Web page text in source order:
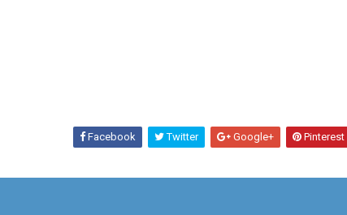
Facebook Twitter Google+ Pinterest